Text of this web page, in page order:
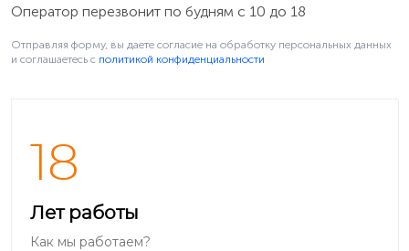
Оператор перезвонит по будням с 10 до 18
Отправляя форму, вы даете согласие на обработку персональных данных
и соглашаетесь c политикой конфиденциальности
18
Лет работы
Как мы работаем?